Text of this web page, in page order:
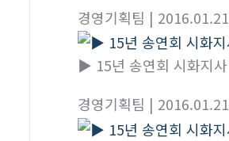
경영기획팀 | 2016.01.21
▶ 15년 송연회 시화지사
경영기획팀 | 2016.01.21